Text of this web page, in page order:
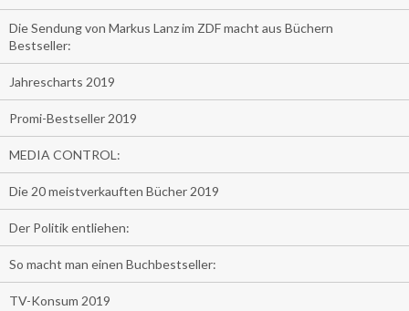
Die Sendung von Markus Lanz im ZDF macht aus Büchern
Bestseller:
Jahrescharts 2019
Promi-Bestseller 2019
MEDIA CONTROL:
Die 20 meistverkauften Bücher 2019
Der Politik entliehen:
So macht man einen Buchbestseller:
TV-Konsum 2019